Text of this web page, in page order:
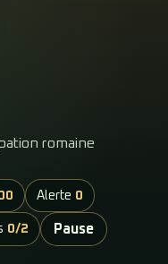
romaine
Alerte 0
0/2 Pause